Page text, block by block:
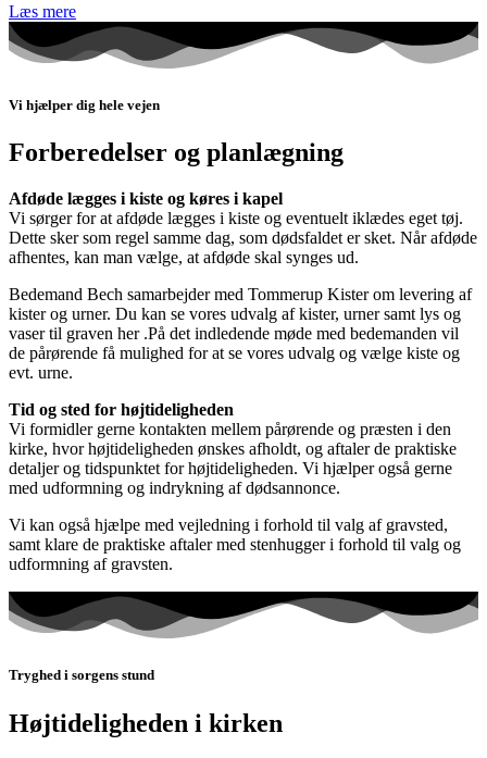
Læs mere
Vi hjælper dig hele vejen
Forberedelser og planlægning
Afdøde lægges i kiste og køres i kapel
Vi sørger for at afdøde lægges i kiste og eventuelt iklædes eget tøj.
Dette sker som regel samme dag, som dødsfaldet er sket. Når afdøde
afhentes, kan man vælge, at afdøde skal synges ud.
Bedemand Bech samarbejder med Tommerup Kister om levering af
kister og urner. Du kan se vores udvalg af kister, urner samt lys og
vaser til graven her .På det indledende møde med bedemanden vil
de pårørende få mulighed for at se vores udvalg og vælge kiste og
evt. urne.
Tid og sted for højtideligheden
Vi formidler gerne kontakten mellem pårørende og præsten i den
kirke, hvor højtideligheden ønskes afholdt, og aftaler de praktiske
detaljer og tidspunktet for højtideligheden. Vi hjælper også gerne
med udformning og indrykning af dødsannonce.
Vi kan også hjælpe med vejledning i forhold til valg af gravsted,
samt klare de praktiske aftaler med stenhugger i forhold til valg og
udformning af gravsten.
Tryghed i sorgens stund
Højtideligheden i kirken